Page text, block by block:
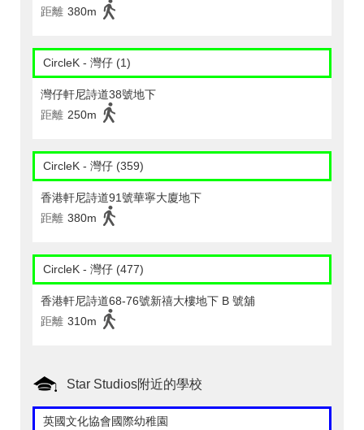
距離 380m
CircleK - 灣仔 (1)
灣仔軒尼詩道38號地下
距離 250m
CircleK - 灣仔 (359)
香港軒尼詩道91號華寧大廈地下
距離 380m
CircleK - 灣仔 (477)
香港軒尼詩道68-76號新禧大樓地下 B 號舖
距離 310m
Star Studios附近的學校
英國文化協會國際幼稚園